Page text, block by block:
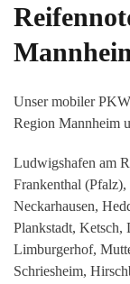
Unser mobiler
Region Mannheim
Ludwigshafen am
Frankenthal
Neckarhausen,
Plankstadt, Ketsch,
Limburgerhof,
Schriesheim,